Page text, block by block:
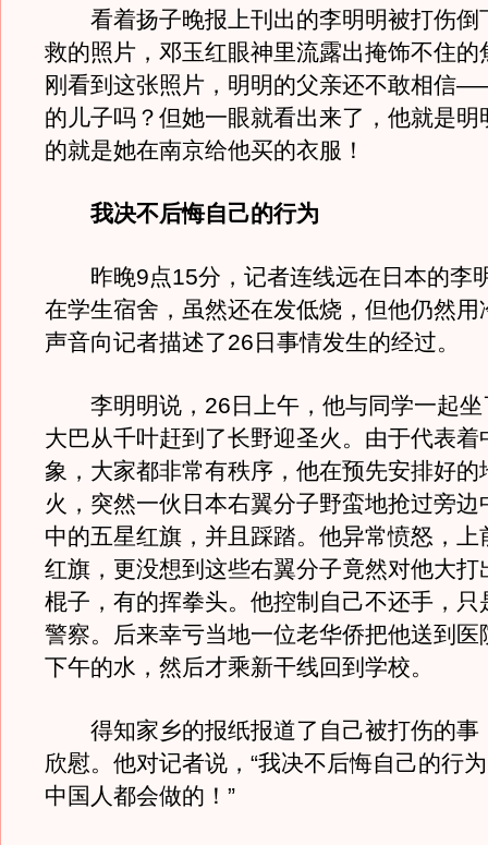
看着扬子晚报上刊出的李明明被打伤倒
救的照片，邓玉红眼神里流露出掩饰不住的
刚看到这张照片，明明的父亲还不敢相信
的儿子吗？但她一眼就看出来了，他就是明
的就是她在南京给他买的衣服！
我决不后悔自己的行为
昨晚9点15分，记者连线远在日本的李
在学生宿舍，虽然还在发低烧，但他仍然用
声音向记者描述了26日事情发生的经过。
李明明说，26日上午，他与同学一起坐
大巴从千叶赶到了长野迎圣火。由于代表着
象，大家都非常有秩序，他在预先安排好的
火，突然一伙日本右翼分子野蛮地抢过旁边
中的五星红旗，并且踩踏。他异常愤怒，上
红旗，更没想到这些右翼分子竟然对他大打
棍子，有的挥拳头。他控制自己不还手，只
警察。后来幸亏当地一位老华侨把他送到医
下午的水，然后才乘新干线回到学校。
得知家乡的报纸报道了自己被打伤的事
欣慰。他对记者说，“我决不后悔自己的行
中国人都会做的！”